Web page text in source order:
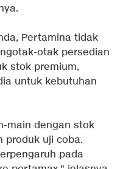
Pertamina tidak
otak persedian
stok premium,
untuk kebutuhan
main dengan stok
produk uji coba.
pada